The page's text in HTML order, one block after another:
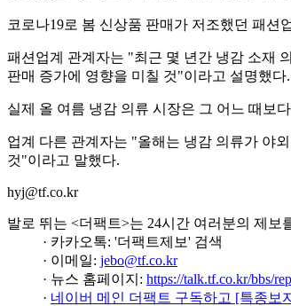
코로나19로 봄 신상품 판매가 저조했던 패션
패션업계 관계자는 "최근 몇 년간 냉감 소재
판매 증가에 영향을 미칠 것"이라고 설명했다.
실제 올 여름 냉감 의류 시장은 그 어느 때보
업계 다른 관계자는 "올해는 냉감 의류가 야
것"이라고 말했다.
hyj@tf.co.kr
발로 뛰는 <더팩트>는 24시간 여러분의 제보
· 카카오톡: '더팩트제보' 검색
· 이메일: jebo@tf.co.kr
· 뉴스 홈페이지: https://talk.tf.co.kr/bbs/
· 네이버 메인 더팩트 구독하고 [특종